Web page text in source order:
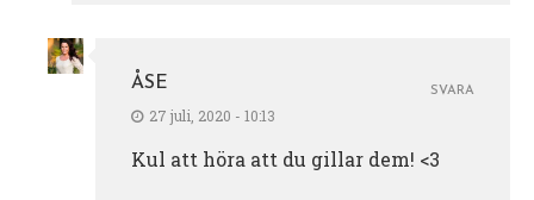
ÅSE
27 juli, 2020 - 10:13
Kul att höra att du gillar dem! <3
SVARA